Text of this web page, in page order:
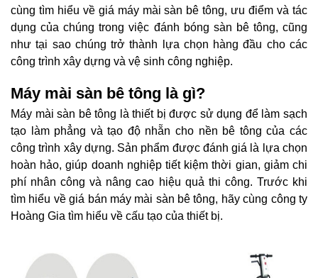
cùng tìm hiểu về giá máy mài sàn bê tông, ưu điểm và tác
dụng của chúng trong việc đánh bóng sàn bê tông, cũng
như tại sao chúng trở thành lựa chọn hàng đầu cho các
công trình xây dựng và vệ sinh công nghiệp.
Máy mài sàn bê tông là gì?
Máy mài sàn bê tông là thiết bị được sử dụng để làm sạch
tạo làm phẳng và tạo độ nhẵn cho nền bê tông của các
công trình xây dựng. Sản phẩm được đánh giá là lựa chọn
hoàn hảo, giúp doanh nghiệp tiết kiệm thời gian, giảm chi
phí nhân công và nâng cao hiệu quả thi công. Trước khi
tìm hiểu về giá bán máy mài sàn bê tông, hãy cùng công ty
Hoàng Gia tìm hiểu về cấu tạo của thiết bị.